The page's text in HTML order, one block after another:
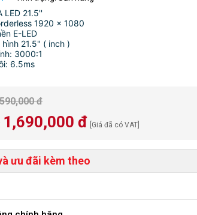
LED 21.5''
1920 x 1080
E-LED
21.5" ( inch )
3000:1
6.5ms
đ
1,690,000 đ [Giá đã có VAT]
ưu đãi kèm theo